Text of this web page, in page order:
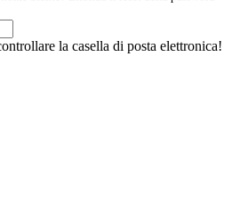
la casella di posta elettronica!